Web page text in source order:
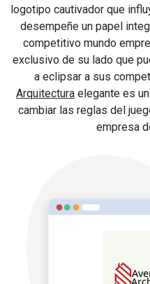
logotipo cautivador que
desempeñe un papel
competitivo mundo
exclusivo de su lado que
a eclipsar a sus
Arquitectura elegante es
cambiar las reglas del
empresa